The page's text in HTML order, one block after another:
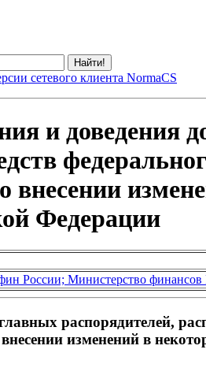
сетевого клиента NormaCS
и доведения
внесении
Федерации
России; Министерство финансов
распорядителей,
изменений в